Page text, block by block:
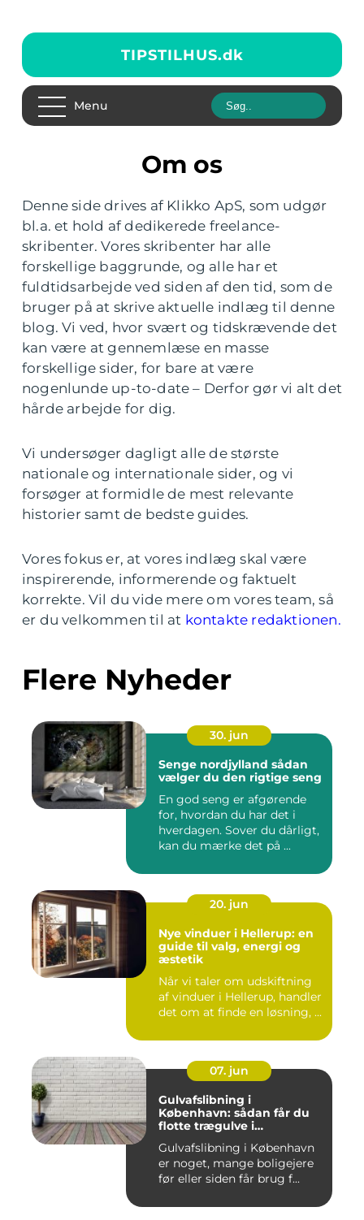
TIPSTILHUS.dk
Menu
Om os
Denne side drives af Klikko ApS, som udgør
bl.a. et hold af dedikerede freelance-
skribenter. Vores skribenter har alle
forskellige baggrunde, og alle har et
fuldtidsarbejde ved siden af den tid, som de
bruger på at skrive aktuelle indlæg til denne
blog. Vi ved, hvor svært og tidskrævende det
kan være at gennemlæse en masse
forskellige sider, for bare at være
nogenlunde up-to-date – Derfor gør vi alt det
hårde arbejde for dig.
Vi undersøger dagligt alle de største
nationale og internationale sider, og vi
forsøger at formidle de mest relevante
historier samt de bedste guides.
Vores fokus er, at vores indlæg skal være
inspirerende, informerende og faktuelt
korrekte. Vil du vide mere om vores team, så
er du velkommen til at kontakte redaktionen.
Flere Nyheder
30. jun
Senge nordjylland sådan
vælger du den rigtige seng
En god seng er afgørende
for, hvordan du har det i
hverdagen. Sover du dårligt,
kan du mærke det på ...
20. jun
Nye vinduer i Hellerup: en
guide til valg, energi og
æstetik
Når vi taler om udskiftning
af vinduer i Hellerup, handler
det om at finde en løsning, ...
07. jun
Gulvafslibning i
København: sådan får du
flotte trægulve i
Gulvafslibning i København
er noget, mange boligejere
før eller siden får brug f...